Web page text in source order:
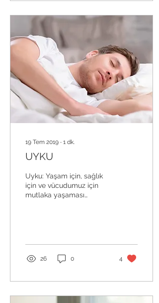
19 Tem 2019 ∙ 1 dk.
UYKU
Uyku: Yaşam için, sağlık
için ve vücudumuz için
mutlaka yaşaması
26 0 4